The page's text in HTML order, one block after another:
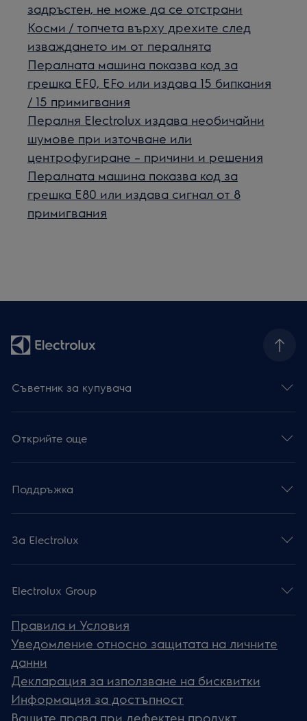
задръстен, не може да се отстрани
Косми / топчета върху дрехите след
изваждането им от пералнята
Пералната машина показва код за
грешка EF0, EFo или издава 15 бипкания
/ 15 примигвания
Пералня Electrolux издава необичайни
шумове при източване или
центрофугиране – причини и решения
Пералната машина показва код за
грешка Е80 или издава сигнал от 8
примигвания
Съветник за купувача
Открийте още
Поддръжка
За Electrolux
Electrolux Group
Правила и Условия
Уведомление относно защитата на личните
данни
Декларация за използване на бисквитки
Информация за достъпност
Вашите права при дефектен продукт